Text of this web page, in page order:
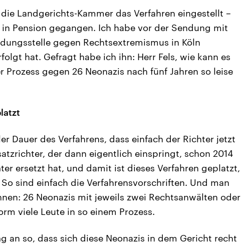
Landgerichts-Kammer das Verfahren eingestellt –
Pension gegangen. Ich habe vor der Sendung mit
gegen Rechtsextremismus in Köln
hat. Gefragt habe ich ihn: Herr Fels, wie kann es
gegen 26 Neonazis nach fünf Jahren so leise
Dauer des Verfahrens, dass einfach der Richter jetzt
der dann eigentlich einspringt, schon 2014
ersetzt hat, und damit ist dieses Verfahren geplatzt,
sind einfach die Verfahrensvorschriften. Und man
26 Neonazis mit jeweils zwei Rechtsanwälten oder
viele Leute in so einem Prozess.
an so, dass sich diese Neonazis in dem Gericht recht